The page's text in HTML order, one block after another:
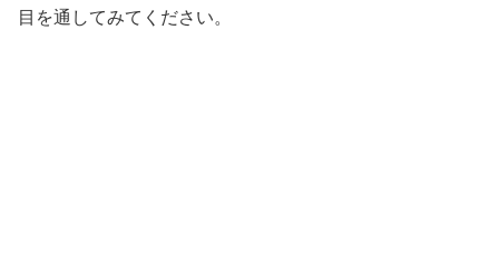
目を通してみてください。